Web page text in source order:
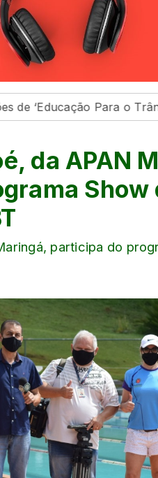
Para o Trânsito’
da APAN
Show
participa do